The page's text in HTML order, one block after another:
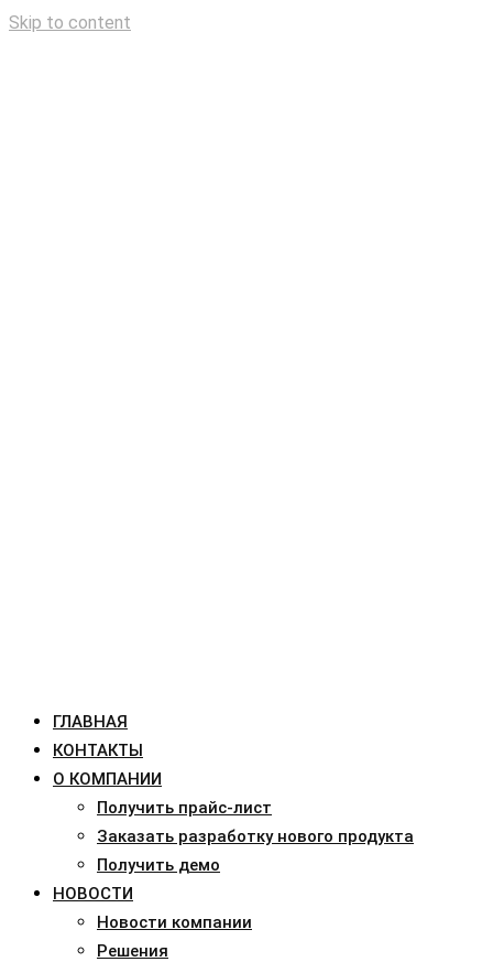
Skip to content
ГЛАВНАЯ
КОНТАКТЫ
О КОМПАНИИ
Получить прайс-лист
Заказать разработку нового продукта
Получить демо
НОВОСТИ
Новости компании
Решения